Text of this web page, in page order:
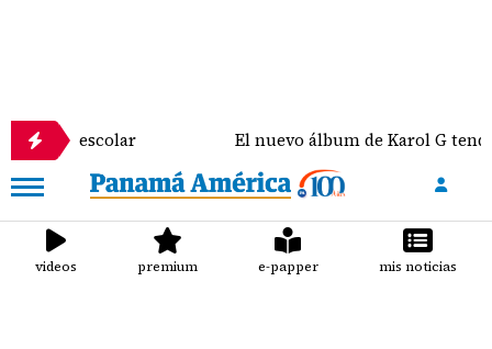
El nuevo álbum de Karol G tendrá
videos premium e-papper mis noticias